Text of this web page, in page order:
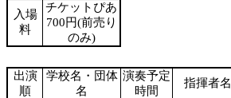
入場
料
チケットぴあ
700円(前売り
のみ)
出演
順
学校名・団体
名
演奏予定
時間
指揮者名